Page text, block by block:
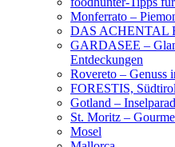
Monferrato –
DAS ACHENTAL
GARDASEE –
Entdeckungen
Rovereto – Genuss
FORESTIS, Südtirol
Gotland –
St. Moritz –
Mosel